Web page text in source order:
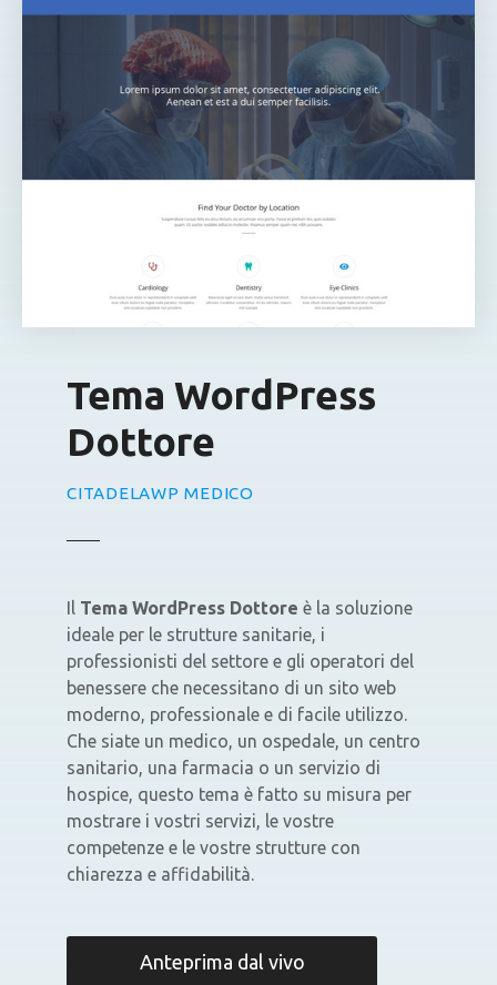
Tema WordPress
Dottore
CITADELAWP MEDICO
Il Tema WordPress Dottore è la soluzione
ideale per le strutture sanitarie, i
professionisti del settore e gli operatori del
benessere che necessitano di un sito web
moderno, professionale e di facile utilizzo.
Che siate un medico, un ospedale, un centro
sanitario, una farmacia o un servizio di
hospice, questo tema è fatto su misura per
mostrare i vostri servizi, le vostre
competenze e le vostre strutture con
chiarezza e affidabilità.
Anteprima dal vivo